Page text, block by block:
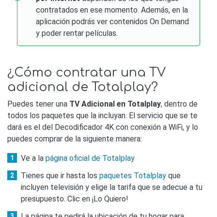
contratados en ese momento. Además, en la
aplicación podrás ver contenidos On Demand
y poder rentar películas.
¿Cómo contratar una TV
adicional de Totalplay?
Puedes tener una TV Adicional en Totalplay, dentro de
todos los paquetes que la incluyan. El servicio que se te
dará es el del Decodificador 4K con conexión a WiFi, y lo
puedes comprar de la siguiente manera:
Ve a la página oficial de Totalplay
Tienes que ir hasta los paquetes Totalplay que
incluyen televisión y elige la tarifa que se adecue a tu
presupuesto. Clic en ¡Lo Quiero!